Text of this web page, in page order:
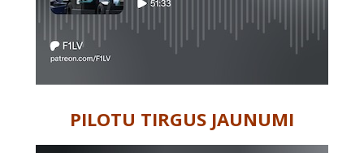
PILOTU TIRGUS JAUNUMI